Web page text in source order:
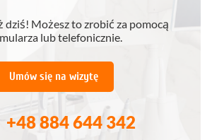
dziś! Możesz to zrobić za pomocą
lub telefonicznie.
Umów się na wizytę
+48 884 644 342